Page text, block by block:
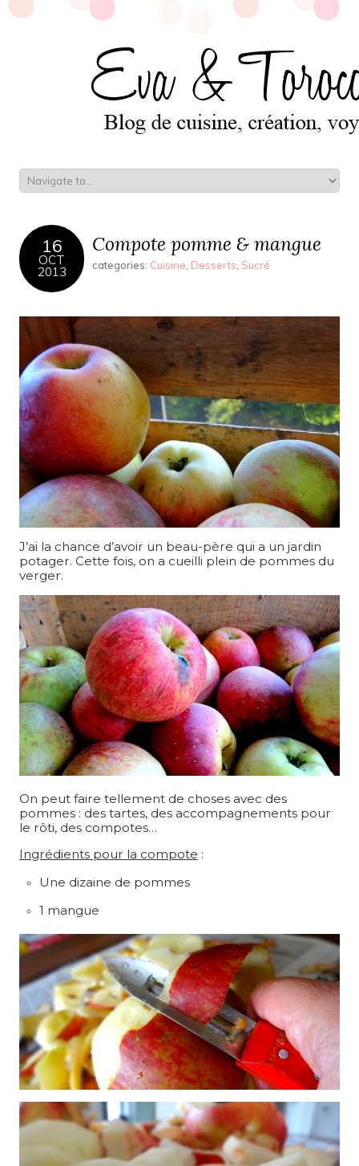
16
OCT
2013
Compote pomme & mangue
categories: Cuisine Desserts Sucré
J’ai la chance d’avoir un beau-père qui a un jardin
potager. Cette fois, on a cueilli plein de pommes du
verger.
On peut faire tellement de choses avec des
pommes : des tartes, des accompagnements pour
le rôti, des compotes…
Ingrédients pour la compote :
Une dizaine de pommes
1 mangue